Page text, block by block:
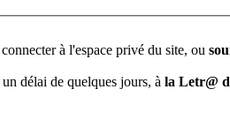
à l'espace privé du site, ou
un délai de quelques jours, à la Letr@